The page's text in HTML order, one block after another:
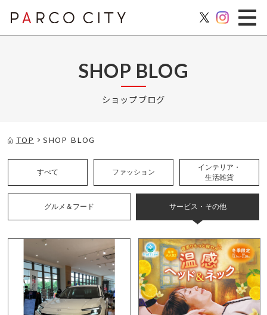
SHOP BLOG
ショップブログ
TOP SHOP BLOG
すべて ファッション
インテリア・
生活雑貨
グルメ＆フード サービス・その他